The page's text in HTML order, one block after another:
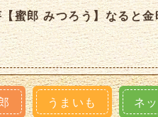
蜜郎 みつろう】なると
うまいも ネ